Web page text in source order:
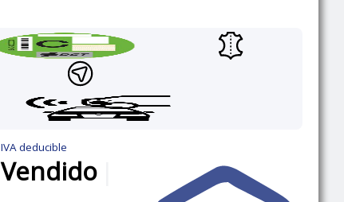
IVA deducible
Vendido